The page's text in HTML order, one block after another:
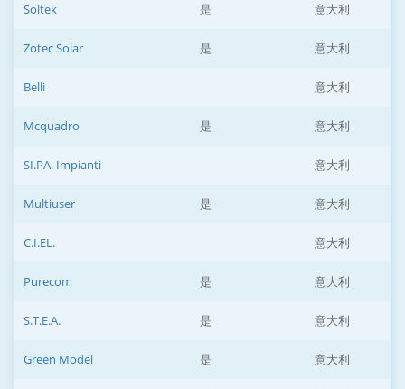
Soltek 是 意大利
Zotec Solar 是 意大利
Belli 意大利
Mcquadro 是 意大利
SI.PA. Impianti 意大利
Multiuser 是 意大利
C.I.EL. 意大利
Purecom 是 意大利
S.T.E.A. 是 意大利
Green Model 是 意大利